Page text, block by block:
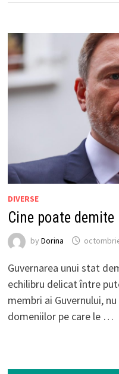
DIVERSE
Cine poate
by Dorina
Guvernarea unui stat
echilibru delicat între
membri ai Guvernului,
domeniilor pe care le …